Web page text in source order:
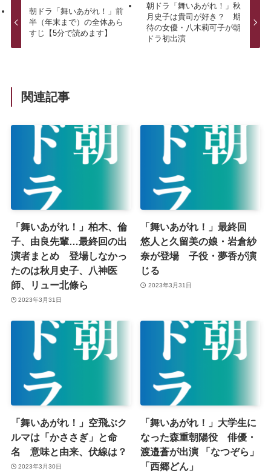
朝ドラ「舞いあがれ！」前
半（年末まで）の全体あら
すじ【5分で読めます】
朝ドラ「舞いあがれ！」秋
月史子は貴司が好き？ 期
待の女優・八木莉可子が朝
ドラ初出演
関連記事
「舞いあがれ！」柏木、倫
子、由良先輩…最終回の出
演者まとめ 登場しなかっ
たのは秋月史子、八神医
師、リュー北條ら
2023年3月31日
「舞いあがれ！」最終回
悠人と久留美の娘・岩倉紗
奈が登場 子役・夢香が演
じる
2023年3月31日
「舞いあがれ！」空飛ぶク
ルマは「かささぎ」と命
名 意味と由来、伏線は？
2023年3月30日
「舞いあがれ！」大学生に
なった森重朝陽役 俳優・
渡邉蒼が出演 「なつぞら」
「西郷どん」